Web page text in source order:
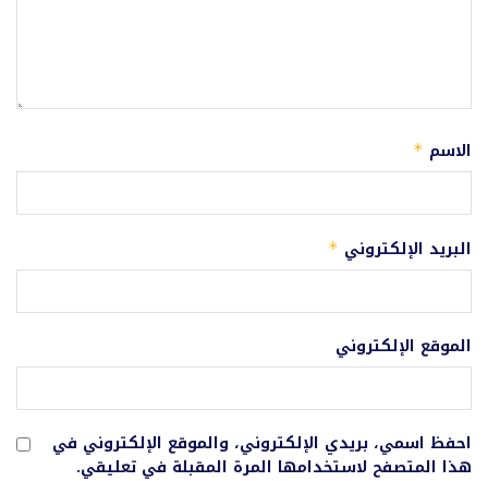
الاسم *
البريد الإلكتروني *
الموقع الإلكتروني
احفظ اسمي، بريدي الإلكتروني، والموقع الإلكتروني في
هذا المتصفح لاستخدامها المرة المقبلة في تعليقي.